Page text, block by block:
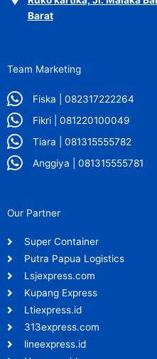
Barat
Team Marketing
Fiska | 082317222264
Fikri | 081220100049
Tiara | 081315555782
Anggiya | 081315555781
Our Partner
Super Container
Putra Papua Logistics
Lsjexpress.com
Kupang Express
Ltiexpress.id
313express.com
lineexpress.id